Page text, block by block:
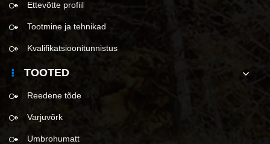
Ettevõtte profiil
Tootmine ja tehnikad
Kvalifikatsioonitunnistus
TOOTED
Reedene tõde
Varjuvõrk
Umbrohumatt